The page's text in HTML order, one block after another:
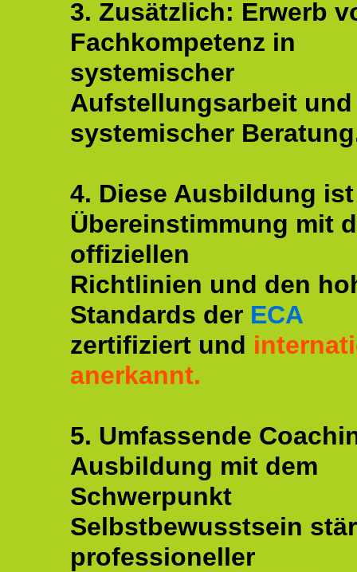
3. Zusätzlich: Erwerb
Fachkompetenz in
systemischer
Aufstellungsarbeit und
systemischer
4. Diese Ausbildung
Übereinstimmung mit
offiziellen
Richtlinien und den
Standards der ECA
zertifiziert und
anerkannt.
5. Umfassende
Ausbildung mit dem
Schwerpunkt
Selbstbewusstsein
professioneller